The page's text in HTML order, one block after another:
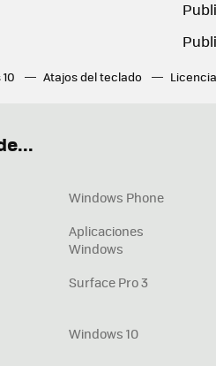
Atajos del teclado
Windows Phone
Aplicaciones
Windows
Surface Pro 3
Windows 10